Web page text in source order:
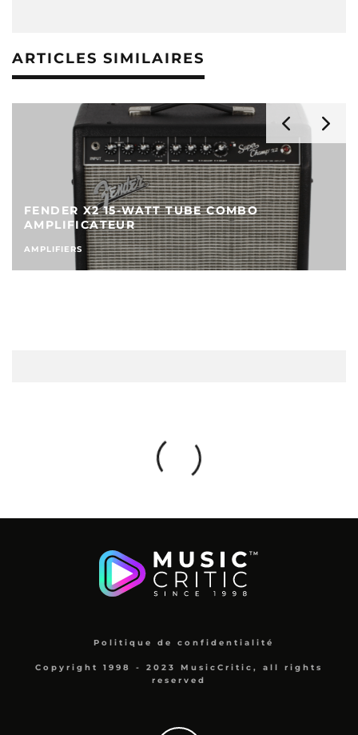
ARTICLES SIMILAIRES
FENDER X2 15-WATT TUBE COMBO
AMPLIFICATEUR
AMPLIFIERS
Politique de confidentialité
Copyright 1998 - 2023 MusicCritic, all rights
reserved